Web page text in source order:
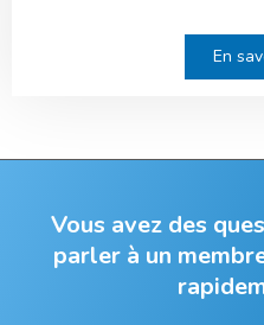
En
Vous avez des
parler à un